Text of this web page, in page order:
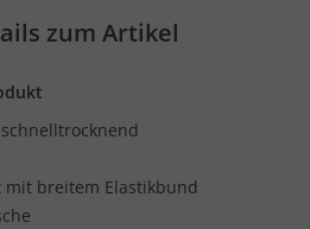
zum Artikel
mit breitem Elastikbund